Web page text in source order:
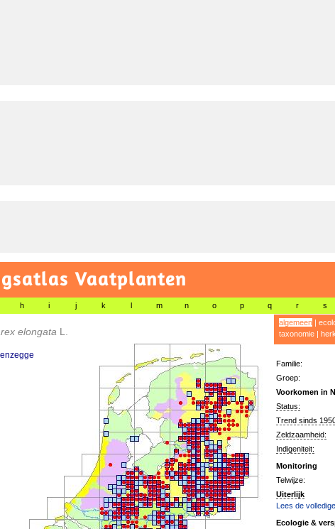
Vaatplanten
h i j k l m n o p q r s
elongata L.
algemeen|
taxonomie|
Familie:
Groep:
Voorkomen in
Status:
Trend sinds
Zeldzaamheid:
Indigeniteit:
Monitoring
Telwijze:
Uiterlijk
Lees de
Ecologie &